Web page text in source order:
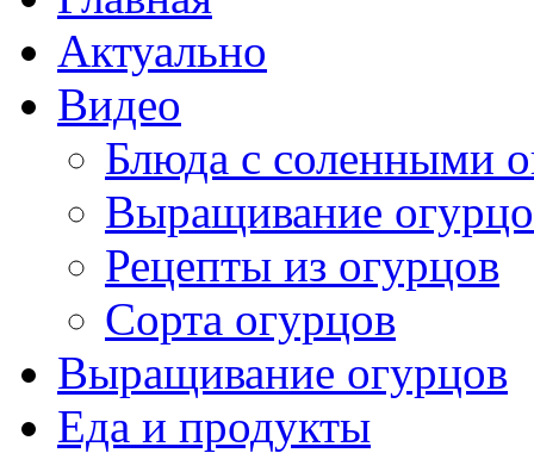
Актуально
Видео
Блюда с соленными
Выращивание
Рецепты из огурцов
Сорта огурцов
Выращивание огурцов
Еда и продукты